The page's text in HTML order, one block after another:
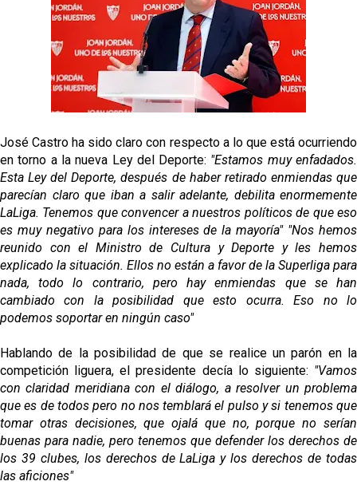
Opinión | "Carta abierta a Alberto Flores" por Rafa
Análisis I Quién es y cómo juega Fran González
reflejado que podemos tirar para delante y
trabajamos con ilusión
José Castro ha sido claro con respecto a lo que está ocurriendo
en torno a la nueva Ley del Deporte: "Estamos muy enfadados.
Esta Ley del Deporte, después de haber retirado enmiendas que
parecían claro que iban a salir adelante, debilita enormemente
LaLiga. Tenemos que convencer a nuestros políticos de que eso
es muy negativo para los intereses de la mayoría" "Nos hemos
reunido con el Ministro de Cultura y Deporte y les hemos
explicado la situación. Ellos no están a favor de la Superliga para
nada, todo lo contrario, pero hay enmiendas que se han
cambiado con la posibilidad que esto ocurra. Eso no lo
podemos soportar en ningún caso"
Hablando de la posibilidad de que se realice un parón en la
competición liguera, el presidente decía lo siguiente: "Vamos
con claridad meridiana con el diálogo, a resolver un problema
que es de todos pero no nos temblará el pulso y si tenemos que
tomar otras decisiones, que ojalá que no, porque no serían
buenas para nadie, pero tenemos que defender los derechos de
los 39 clubes, los derechos de LaLiga y los derechos de todas
las aficiones"